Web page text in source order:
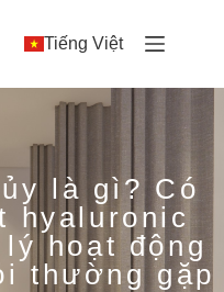
Tiếng Việt
là gì? Có
hyaluronic
hoạt động
thường gặp